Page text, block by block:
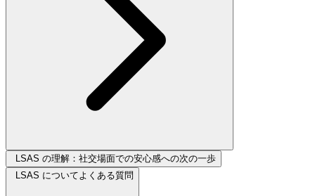
LSAS の理解：社交場面での安心感への次の一歩
LSAS についてよくある質問